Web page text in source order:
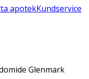
apotekKundservice
Glenmark